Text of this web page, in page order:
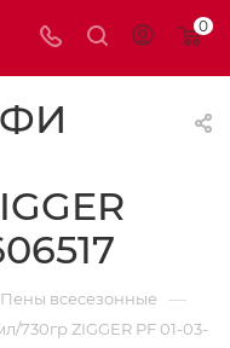
0
Пены всесезонные —
ZIGGER PF 01-03-